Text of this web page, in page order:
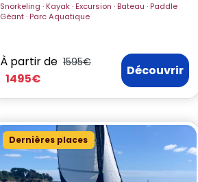
Snorkeling · Kayak · Excursion · Bateau · Paddle
Géant · Parc Aquatique
À partir de 1595€
1495€
Découvrir
Dernières places